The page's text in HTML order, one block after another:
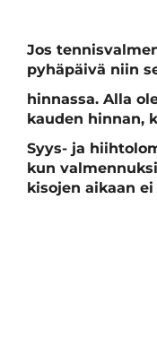
Jos
pyhäpäivä niin
hinnassa. Alla
kauden hinnan,
Syys- ja
kun
kisojen aikaan